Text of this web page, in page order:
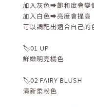
加入灰色➡️飽和度會變
加入白色➡️亮度會提高
可以調配出適合自己的
🏷️01 UP
鮮嫩明亮橘色
🏷️02 FAIRY BLUSH
清新柔粉色